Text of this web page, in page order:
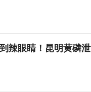
辣眼睛！昆明黄磷